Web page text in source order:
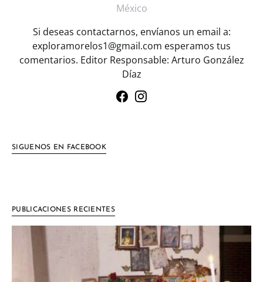
México
Si deseas contactarnos, envíanos un email a:
exploramorelos1@gmail.com esperamos tus
comentarios. Editor Responsable: Arturo González
Díaz
SIGUENOS EN FACEBOOK
PUBLICACIONES RECIENTES